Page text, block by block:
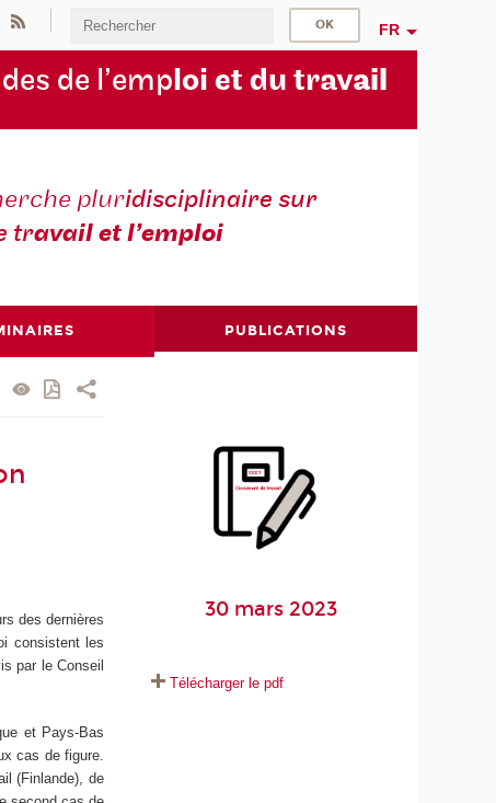
FR
de l’emploi et du travail
pluridisciplinaire sur
travail et l’emploi
PUBLICATIONS
des dernières
consistent les
par le Conseil
et Pays-Bas
cas de figure.
(Finlande), de
30 mars 2023
Télécharger le pdf